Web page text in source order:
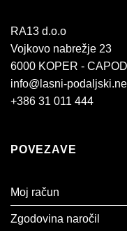
RA13 d.o.o
Vojkovo nabrežje 23
6000 KOPER -
info@lasni-
+386 31 011 444
POVEZAVE
Moj račun
Zgodovina naročil